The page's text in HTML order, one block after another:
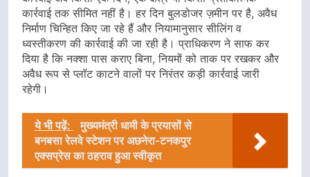
कार्रवाई तक सीमित नहीं है। हर दिन बुलडोजर ज़मीन पर है, अवैध
निर्माण चिन्हित किए जा रहे हैं और नियामानुसार सीलिंग व
ध्वस्तीकरण की कार्रवाई की जा रही है। प्राधिकरण ने साफ कर
दिया है कि नक्शा पास कराए बिना, नियमों को ताक पर रखकर और
अवैध रूप से प्लॉट काटने वालों पर निरंतर कड़ी कार्रवाई जारी
रहेगी।
ये भी पढ़ें:
मुख्यमंत्री धामी के प्रयासों से
बनबसा रेलवे स्टेशन पर अछनेरा-टनकपुर
एक्सप्रेस का ठहराव हुआ स्वीकृत